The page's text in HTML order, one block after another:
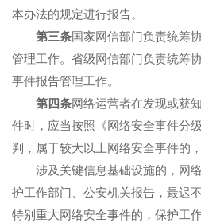
本办法的规定进行报告。
第三条国家网信部门负责统筹
管理工作。省级网信部门负责统筹
事件报告管理工作。
第四条网络运营者在发现或获
件时，应当按照《网络安全事件分
判，属于较大以上网络安全事件的
涉及关键信息基础设施的，网
护工作部门、公安机关报告，最迟
特别重大网络安全事件的，保护工